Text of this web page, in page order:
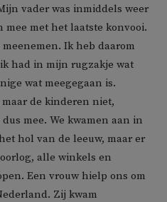
vader was inmiddels weer
met het laatste konvooi.
Ik heb daarom
ik had in mijn rugzakje wat
wat meegegaan is.
de kinderen niet,
mee. We kwamen aan in
hol van de leeuw, maar er
alle winkels en
Een vrouw hielp ons om
Zij kwam